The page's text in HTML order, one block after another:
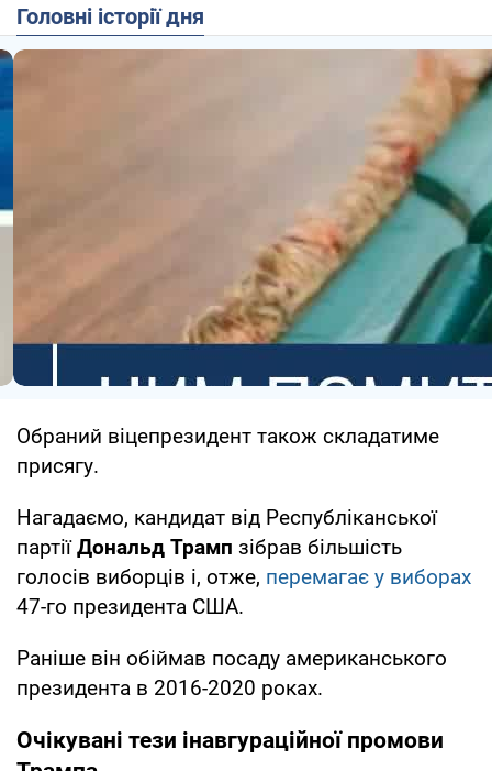
Головні історії дня
Обраний віцепрезидент також складатиме
присягу.
Нагадаємо, кандидат від Республіканської
партіїДональд Трамп зібрав більшість
голосів виборців і, отже, перемагає у виборах
47-го президента США.
Раніше він обіймав посаду американського
президента в 2016-2020 роках.
Очікувані тези інавгураційної промови